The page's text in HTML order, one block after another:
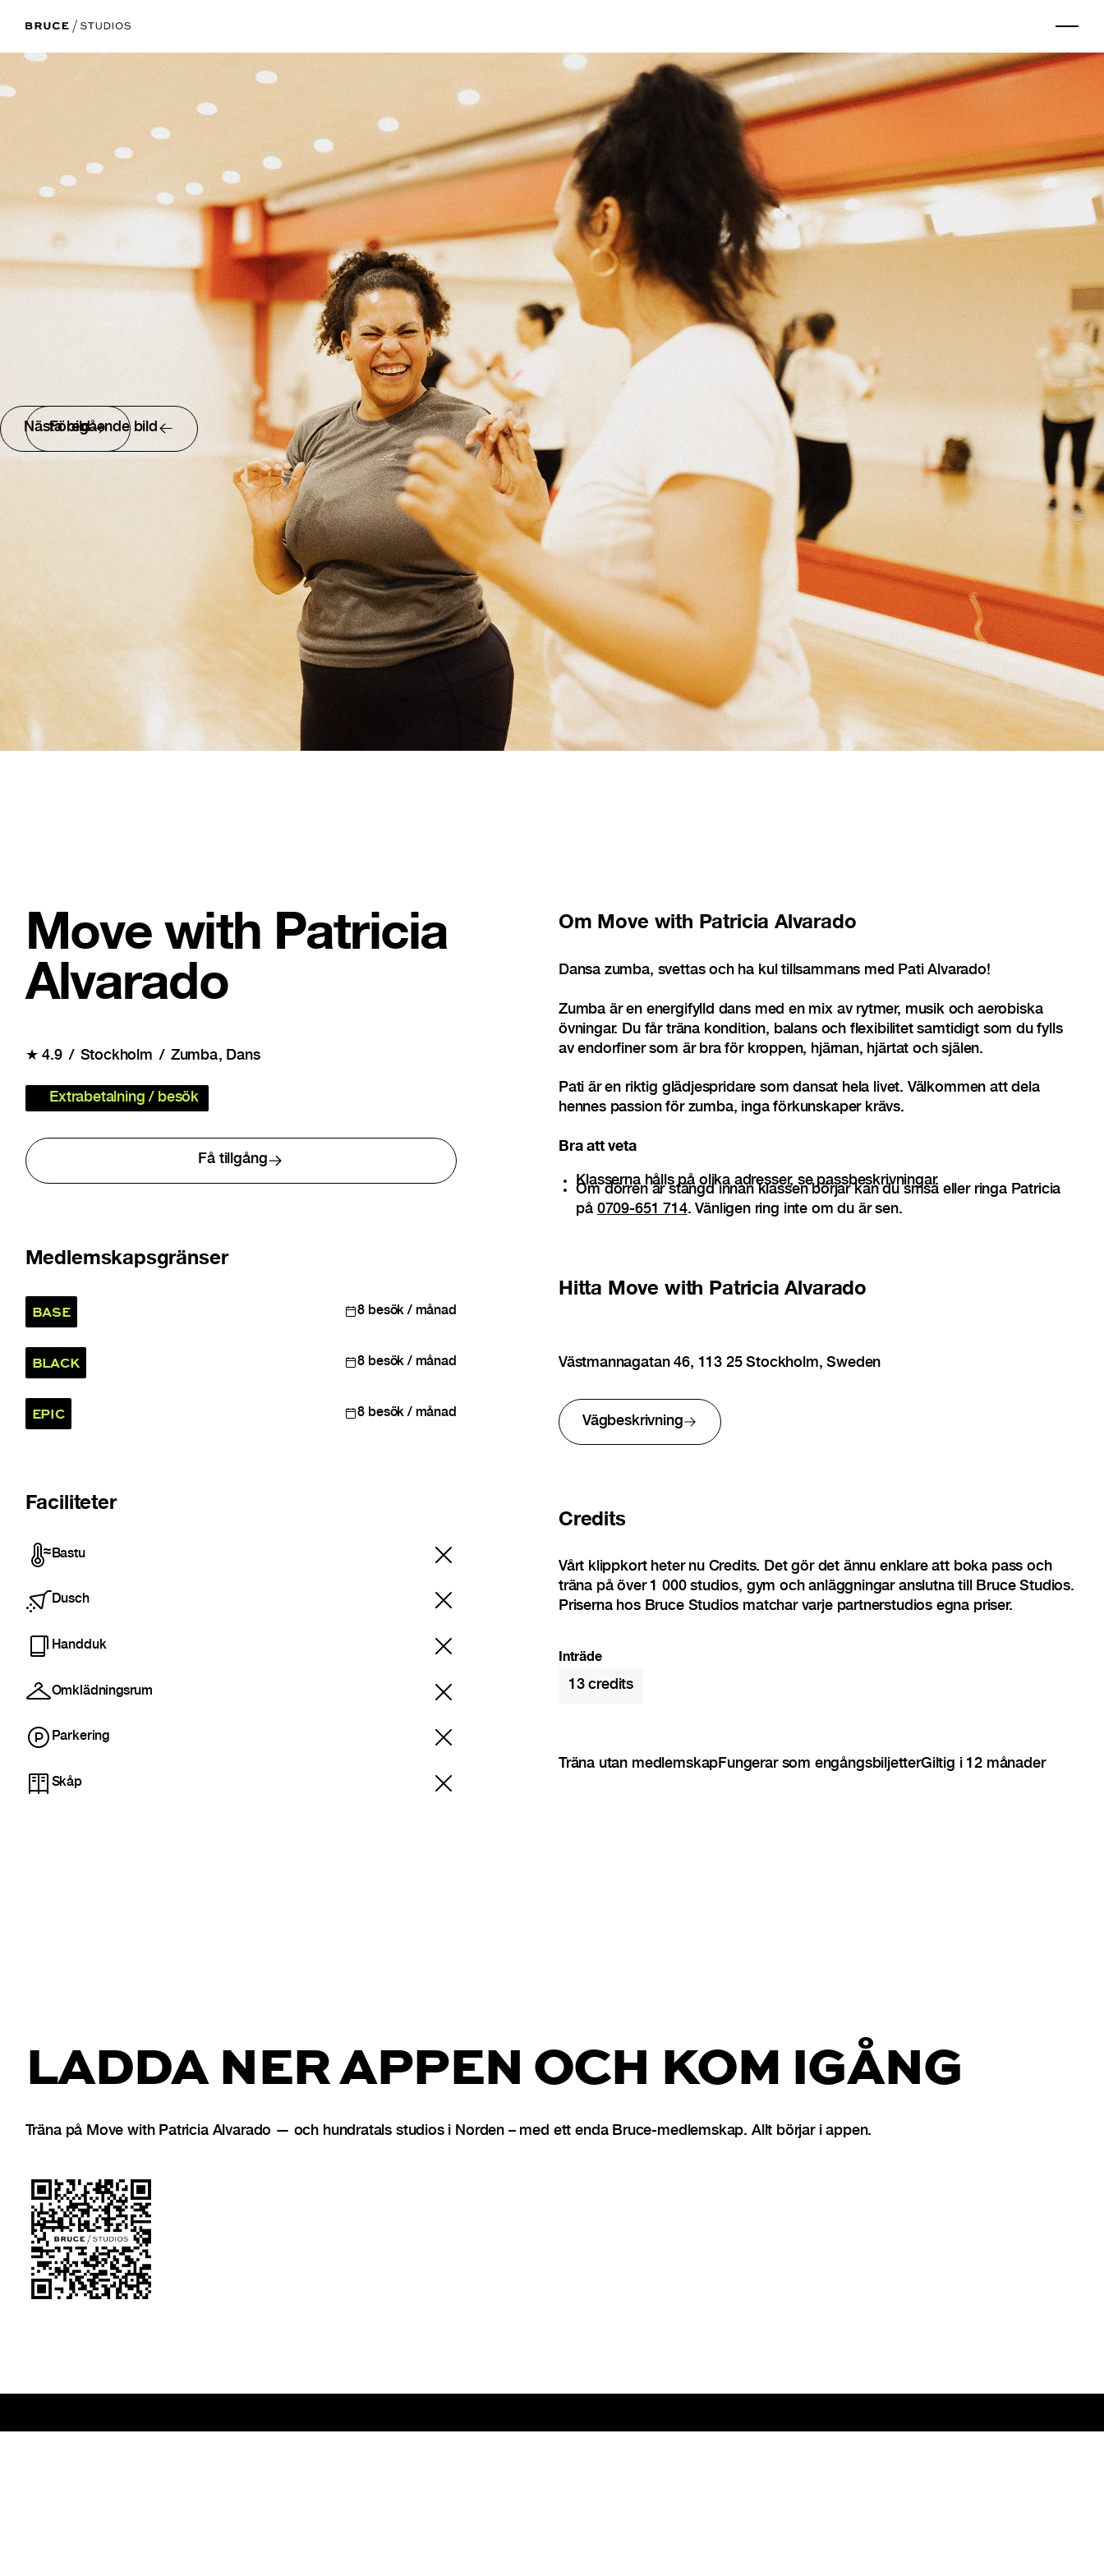
Föregående bild
Nästa bild
Move with Patricia
Alvarado
★4.9 Stockholm Zumba Dans
Extrabetalning / besök
Få tillgång
Medlemskapsgränser
BASE 8 besök / månad
BLACK 8 besök / månad
EPIC 8 besök / månad
Faciliteter
Bastu
Dusch
Handduk
Omklädningsrum
Parkering
Skåp
Om Move with Patricia Alvarado
Dansa zumba, svettas och ha kul tillsammans med Pati Alvarado!
Zumba är en energifylld dans med en mix av rytmer, musik och aerobiska
övningar. Du får träna kondition, balans och flexibilitet samtidigt som du fylls
av endorfiner som är bra för kroppen, hjärnan, hjärtat och själen.
Pati är en riktig glädjespridare som dansat hela livet. Välkommen att dela
hennes passion för zumba, inga förkunskaper krävs.
Bra att veta
Klasserna hålls på olika adresser, se passbeskrivningar.
Om dörren är stängd innan klassen börjar kan du smsa eller ringa Patricia
på 0709-651 714. Vänligen ring inte om du är sen.
Hitta Move with Patricia Alvarado
Västmannagatan 46, 113 25 Stockholm, Sweden
Vägbeskrivning
Credits
Vårt klippkort heter nu Credits. Det gör det ännu enklare att boka pass och
träna på över 1 000 studios, gym och anläggningar anslutna till Bruce Studios.
Priserna hos Bruce Studios matchar varje partnerstudios egna priser.
Inträde
13credits
Träna utan medlemskapFungerar som engångsbiljetterGiltig i 12 månader
LADDA NER APPEN OCH KOM IGÅNG
Träna på Move with Patricia Alvarado — och hundratals studios i Norden – med ett enda Bruce-medlemskap. Allt börjar i appen.
Sidfot